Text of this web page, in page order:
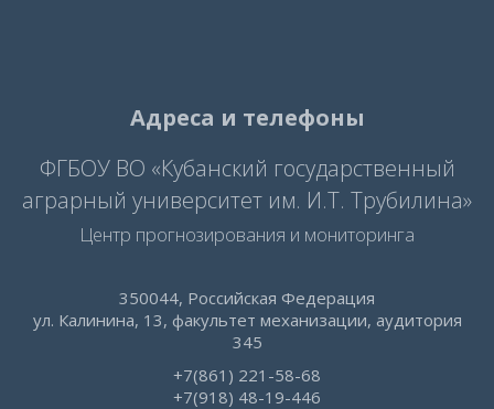
Адреса и телефоны
ФГБОУ ВО «Кубанский государственный
аграрный университет им. И.Т. Трубилина»
Центр прогнозирования и мониторинга
350044, Российская Федерация
ул. Калинина, 13, факультет механизации, аудитория
345
+7(861) 221-58-68
+7(918) 48-19-446